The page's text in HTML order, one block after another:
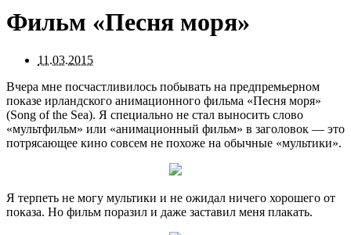
Фильм «Песня моря»
11.03.2015
Вчера мне посчастливилось побывать на предпремьерном
показе ирландского анимационного фильма «Песня моря»
(Song of the Sea). Я специально не стал выносить слово
«мультфильм» или «анимационный фильм» в заголовок — это
потрясающее кино совсем не похоже на обычные «мультики».
Я терпеть не могу мультики и не ожидал ничего хорошего от
показа. Но фильм поразил и даже заставил меня плакать.